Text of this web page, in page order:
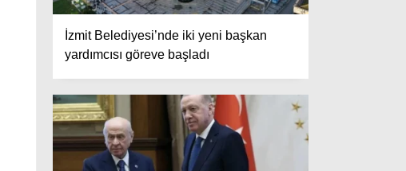
İzmit Belediyesi’nde iki yeni başkan
yardımcısı göreve başladı